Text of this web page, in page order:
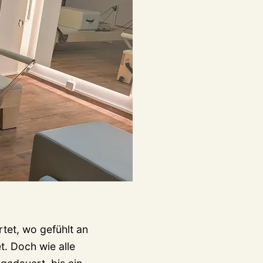
wo gefühlt an
Doch wie alle